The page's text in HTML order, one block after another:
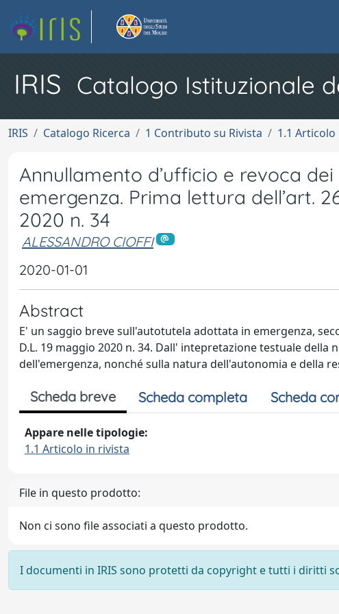
IRIS Catalogo Istituzionale
IRIS Catalogo Ricerca 1 Contributo su Rivista 1.1
Annullamento d’ufficio e revoca
emergenza. Prima lettura dell’art.
2020 n. 34
ALESSANDRO CIOFFI
2020-01-01
Abstract
E' un saggio breve sull'autotutela adottata in emergenza,
D.L. 19 maggio 2020 n. 34. Dall' intepretazione testuale
dell'emergenza, nonché sulla natura dell'autonomia e della
Scheda breve Scheda completa Scheda
Appare nelle tipologie:
1.1 Articolo in rivista
File in questo prodotto:
Non ci sono file associati a questo prodotto.
I documenti in IRIS sono protetti da copyright e tutti i diritti